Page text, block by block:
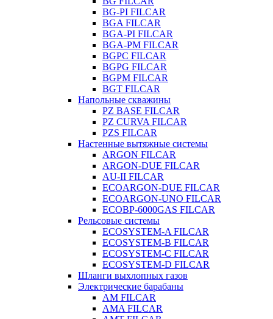
BG-PI FILCAR
BGA FILCAR
BGA-PI FILCAR
BGA-PM FILCAR
BGPC FILCAR
BGPG FILCAR
BGPM FILCAR
BGT FILCAR
Напольные скважины
PZ BASE FILCAR
PZ CURVA FILCAR
PZS FILCAR
Настенные вытяжные системы
ARGON FILCAR
ARGON-DUE FILCAR
AU-II FILCAR
ECOARGON-DUE FILCAR
ECOARGON-UNO FILCAR
ECOBP-6000GAS FILCAR
Рельсовые системы
ECOSYSTEM-A FILCAR
ECOSYSTEM-B FILCAR
ECOSYSTEM-C FILCAR
ECOSYSTEM-D FILCAR
Шланги выхлопных газов
Электрические барабаны
AM FILCAR
AMA FILCAR